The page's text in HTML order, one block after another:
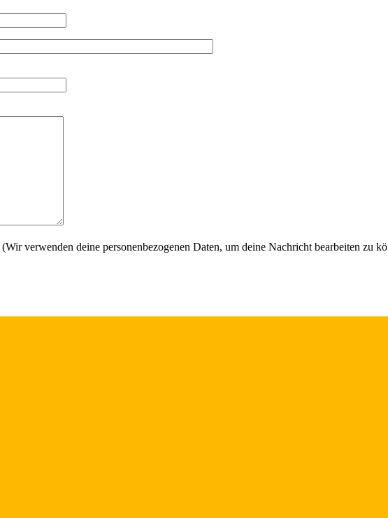
verwenden deine personenbezogenen Daten, um deine Nachricht bearbeiten zu